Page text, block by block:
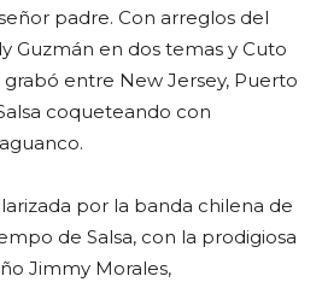
padre. Con arreglos del
Guzmán en dos temas y Cuto
grabó entre New Jersey, Puerto
coqueteando con
por la banda chilena de
de Salsa, con la prodigiosa
Jimmy Morales,